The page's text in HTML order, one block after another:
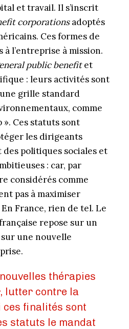
et travail. Il s’inscrit
corporationsadoptés
Ces formes de
l’entreprise à mission.
public benefitet
: leurs activités sont
grille standard
comme
». Ces statuts sont
les dirigeants
politiques sociales et
: car, par
considérés comme
pas à maximiser
France, rien de tel. Le
repose sur un
une nouvelle
thérapies
lutter contre la
finalités sont
statuts le mandat